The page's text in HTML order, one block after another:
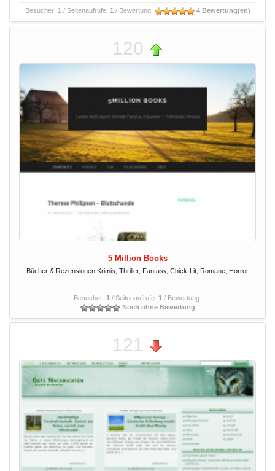
Besucher: 1 / Seitenaufrufe: 1 / Bewertung: 4 Bewertung(en)
120
5 Million Books
Bücher & Rezensionen Krimis, Thriller, Fantasy, Chick-Lit, Romane, Horror
Besucher: 1 / Seitenaufrufe: 1 / Bewertung:
Noch ohne Bewertung
121